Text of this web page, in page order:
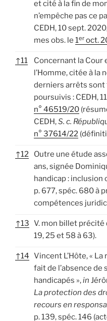
et cité à la fin de
n’empêche pas ce
CEDH, 10 sept.
mes obs. le 1er oct.
↑11
Concernant la Cour
l’Homme, citée à la
derniers arrêts sont
poursuivis : CEDH,
n° 46519/20
CEDH,S. c.
n° 37614/22
↑12
Outre une étude
ans, signée
handicap : inclusion
p. 677, spéc. 680 à
compétences
↑13 V. mon billet précité
19, 25 et 58 à 63).
↑14 Vincent L’Hôte, «
fait de l’absence
handicapés »,in
La protection des
recours en
p. 139, spéc. 146